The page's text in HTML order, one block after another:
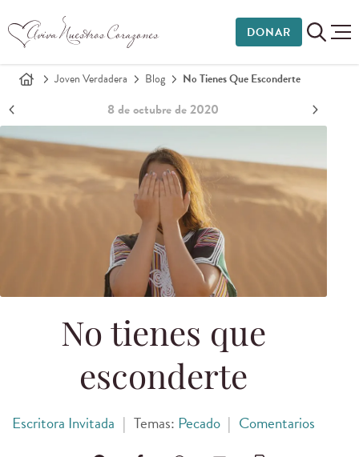
DONAR
Joven Verdadera Blog No Tienes Que Esconderte
8 de octubre de 2020
No tienes que
esconderte
Escritora Invitada | Temas: Pecado | Comentarios